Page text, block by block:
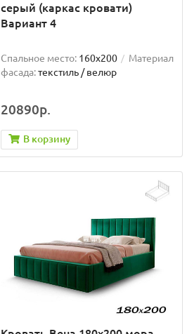
серый (каркас кровати)
Вариант 4
Спальное место: 160x200
Материал
фасада:текстиль / велюр
20890р.
В корзину